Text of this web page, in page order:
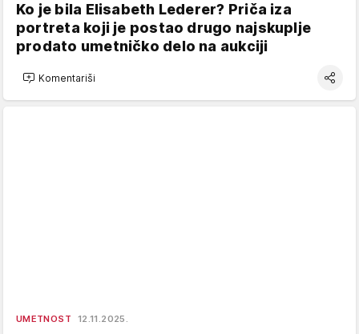
Ko je bila Elisabeth Lederer? Priča iza
portreta koji je postao drugo najskuplje
prodato umetničko delo na aukciji
Komentariši
UMETNOST 12.11.2025.